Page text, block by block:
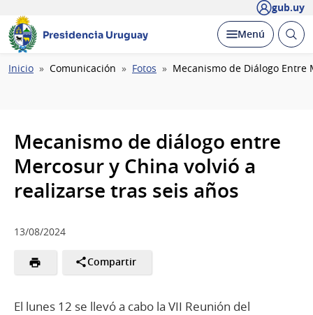
gub.uy
Presidencia Uruguay Desplegar
Menú Abrir
Ruta
Inicio Comunicación Fotos Mecanismo de Diálogo Entre
Mecanismo de diálogo entre
Mercosur y China volvió a
realizarse tras seis años
13/08/2024
Compartir
El lunes 12 se llevó a cabo la VII Reunión del